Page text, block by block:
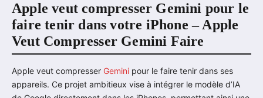
Apple veut compresser Gemini pour le
faire tenir dans votre iPhone – Apple
Veut Compresser Gemini Faire
Apple veut compresser Gemini pour le faire tenir dans ses
appareils. Ce projet ambitieux vise à intégrer le modèle d’IA